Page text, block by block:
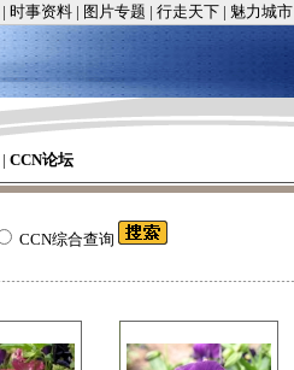
| 时事资料 | 图片专题 | 行走天下 | 魅力城市
| CCN论坛
CCN综合查询